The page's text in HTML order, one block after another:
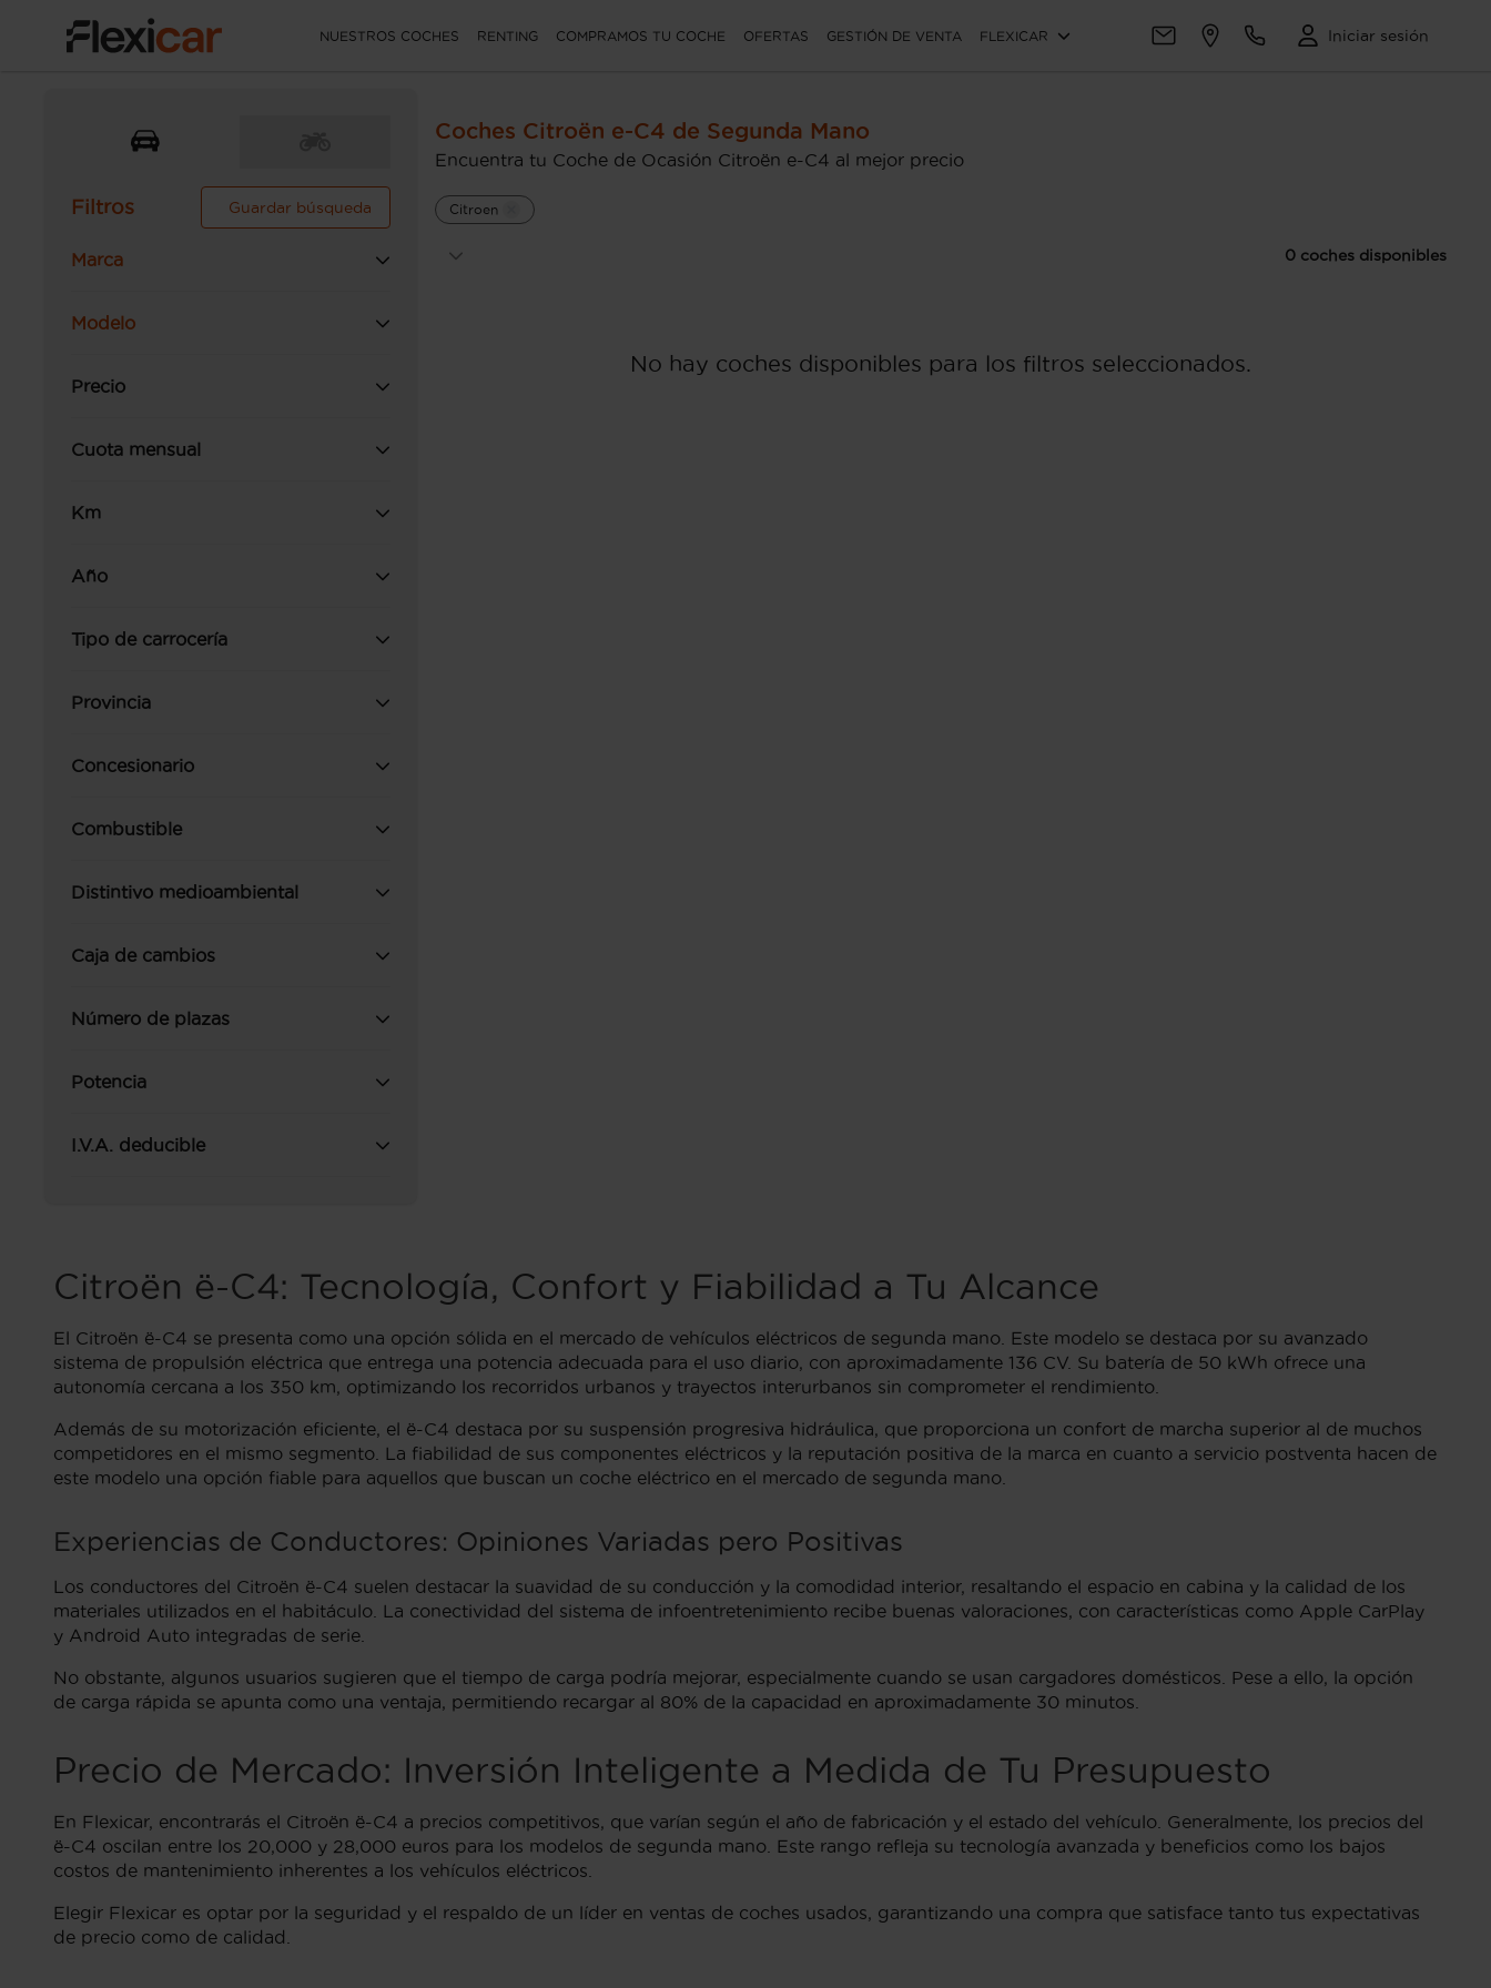
NUESTROS COCHES RENTING COMPRAMOS TU COCHE OFERTAS GESTIÓN DE VENTA FLEXICAR Iniciar sesión
Filtros Guardar búsqueda
Marca
Modelo
Precio
Cuota mensual
Km
Año
Tipo de carrocería
Provincia
Concesionario
Combustible
Distintivo medioambiental
Caja de cambios
Número de plazas
Potencia
I.V.A. deducible
Coches Citroën e-C4 de Segunda Mano
Encuentra tu Coche de Ocasión Citroën e-C4 al mejor precio
Citroen
0 coches disponibles
No hay coches disponibles para los filtros seleccionados.
Citroën ë-C4: Tecnología, Confort y Fiabilidad a Tu Alcance
El Citroën ë-C4 se presenta como una opción sólida en el mercado de vehículos eléctricos de segunda mano. Este modelo se destaca por su avanzado
sistema de propulsión eléctrica que entrega una potencia adecuada para el uso diario, con aproximadamente 136 CV. Su batería de 50 kWh ofrece una
autonomía cercana a los 350 km, optimizando los recorridos urbanos y trayectos interurbanos sin comprometer el rendimiento.
Además de su motorización eficiente, el ë-C4 destaca por su suspensión progresiva hidráulica, que proporciona un confort de marcha superior al de muchos
competidores en el mismo segmento. La fiabilidad de sus componentes eléctricos y la reputación positiva de la marca en cuanto a servicio postventa hacen de
este modelo una opción fiable para aquellos que buscan un coche eléctrico en el mercado de segunda mano.
Experiencias de Conductores: Opiniones Variadas pero Positivas
Los conductores del Citroën ë-C4 suelen destacar la suavidad de su conducción y la comodidad interior, resaltando el espacio en cabina y la calidad de los
materiales utilizados en el habitáculo. La conectividad del sistema de infoentretenimiento recibe buenas valoraciones, con características como Apple CarPlay
y Android Auto integradas de serie.
No obstante, algunos usuarios sugieren que el tiempo de carga podría mejorar, especialmente cuando se usan cargadores domésticos. Pese a ello, la opción
de carga rápida se apunta como una ventaja, permitiendo recargar al 80% de la capacidad en aproximadamente 30 minutos.
Precio de Mercado: Inversión Inteligente a Medida de Tu Presupuesto
En Flexicar, encontrarás el Citroën ë-C4 a precios competitivos, que varían según el año de fabricación y el estado del vehículo. Generalmente, los precios del
ë-C4 oscilan entre los 20,000 y 28,000 euros para los modelos de segunda mano. Este rango refleja su tecnología avanzada y beneficios como los bajos
costos de mantenimiento inherentes a los vehículos eléctricos.
Elegir Flexicar es optar por la seguridad y el respaldo de un líder en ventas de coches usados, garantizando una compra que satisface tanto tus expectativas
de precio como de calidad.